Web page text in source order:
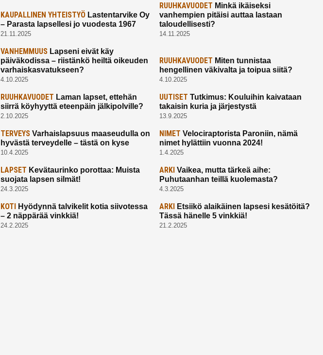
KAUPALLINEN YHTEISTYÖLastentarvike Oy
– Parasta lapsellesi jo vuodesta 1967
21.11.2025
RUUHKAVUODET Minkä ikäiseksi
vanhempien pitäisi auttaa lastaan
taloudellisesti?
14.11.2025
VANHEMMUUSLapseni eivät käy
päiväkodissa – riistänkö heiltä oikeuden
varhaiskasvatukseen?
4.10.2025
RUUHKAVUODET Miten tunnistaa
hengellinen väkivalta ja toipua siitä?
4.10.2025
RUUHKAVUODET Laman lapset, ettehän
siirrä köyhyyttä eteenpäin jälkipolville?
2.10.2025
UUTISET Tutkimus: Kouluihin kaivataan
takaisin kuria ja järjestystä
13.9.2025
TERVEYSVarhaislapsuus maaseudulla on
hyvästä terveydelle – tästä on kyse
10.4.2025
NIMET Velociraptorista Paroniin, nämä
nimet hylättiin vuonna 2024!
1.4.2025
LAPSET Kevätaurinko porottaa: Muista
suojata lapsen silmät!
24.3.2025
ARKI Vaikea, mutta tärkeä aihe:
Puhutaanhan teillä kuolemasta?
4.3.2025
KOTI Hyödynnä talvikelit kotia siivotessa
– 2 näppärää vinkkiä!
24.2.2025
ARKI Etsiikö alaikäinen lapsesi kesätöitä?
Tässä hänelle 5 vinkkiä!
21.2.2025